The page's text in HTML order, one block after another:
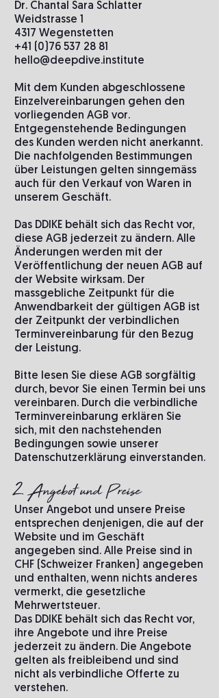
Dr. Chantal Sara Schlatter
Weidstrasse 1
4317 Wegenstetten
+41 (0)76 537 28 81
hello@deepdive.institute
Mit dem Kunden abgeschlossene
Einzelvereinbarungen gehen den
vorliegenden AGB vor.
Entgegenstehende Bedingungen
des Kunden werden nicht anerkannt.
Die nachfolgenden Bestimmungen
über Leistungen gelten sinngemäss
auch für den Verkauf von Waren in
unserem Geschäft.
Das DDIKE behält sich das Recht vor,
diese AGB jederzeit zu ändern. Alle
Änderungen werden mit der
Veröffentlichung der neuen AGB auf
der Website wirksam. Der
massgebliche Zeitpunkt für die
Anwendbarkeit der gültigen AGB ist
der Zeitpunkt der verbindlichen
Terminvereinbarung für den Bezug
der Leistung.
Bitte lesen Sie diese AGB sorgfältig
durch, bevor Sie einen Termin bei uns
vereinbaren. Durch die verbindliche
Terminvereinbarung erklären Sie
sich, mit den nachstehenden
Bedingungen sowie unserer
Datenschutzerklärung einverstanden.
2. Angebot und Preise
Unser Angebot und unsere Preise
entsprechen denjenigen, die auf der
Website und im Geschäft
angegeben sind. Alle Preise sind in
CHF (Schweizer Franken) angegeben
und enthalten, wenn nichts anderes
vermerkt, die gesetzliche
Mehrwertsteuer.
Das DDIKE behält sich das Recht vor,
ihre Angebote und ihre Preise
jederzeit zu ändern. Die Angebote
gelten als freibleibend und sind
nicht als verbindliche Offerte zu
verstehen.